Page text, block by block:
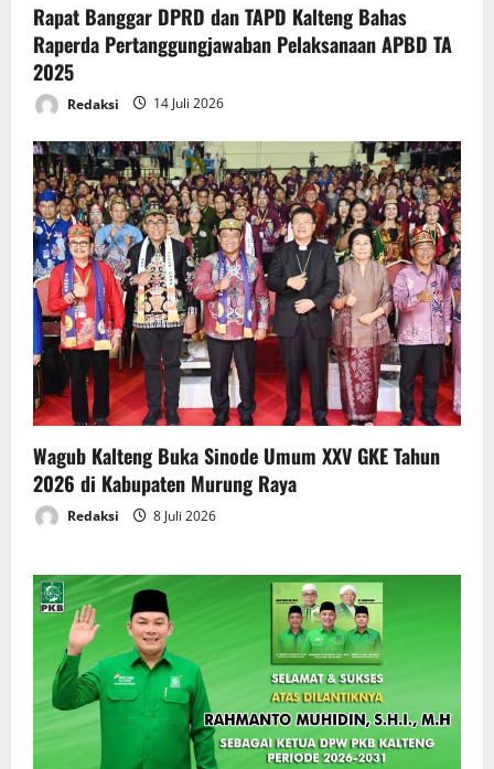
Rapat Banggar DPRD dan TAPD Kalteng Bahas
Raperda Pertanggungjawaban Pelaksanaan APBD TA
2025
Redaksi 14 Juli 2026
Wagub Kalteng Buka Sinode Umum XXV GKE Tahun
2026 di Kabupaten Murung Raya
Redaksi 8 Juli 2026